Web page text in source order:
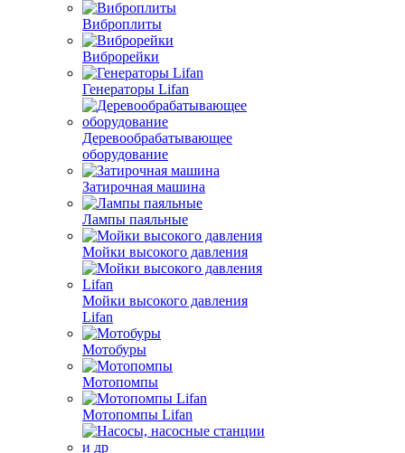
Виброплиты
Виброрейки
Генераторы Lifan
Деревообрабатывающее
оборудование
Затирочная машина
Лампы паяльные
Мойки высокого давления
Мойки высокого давления
Lifan
Мотобуры
Мотопомпы
Мотопомпы Lifan